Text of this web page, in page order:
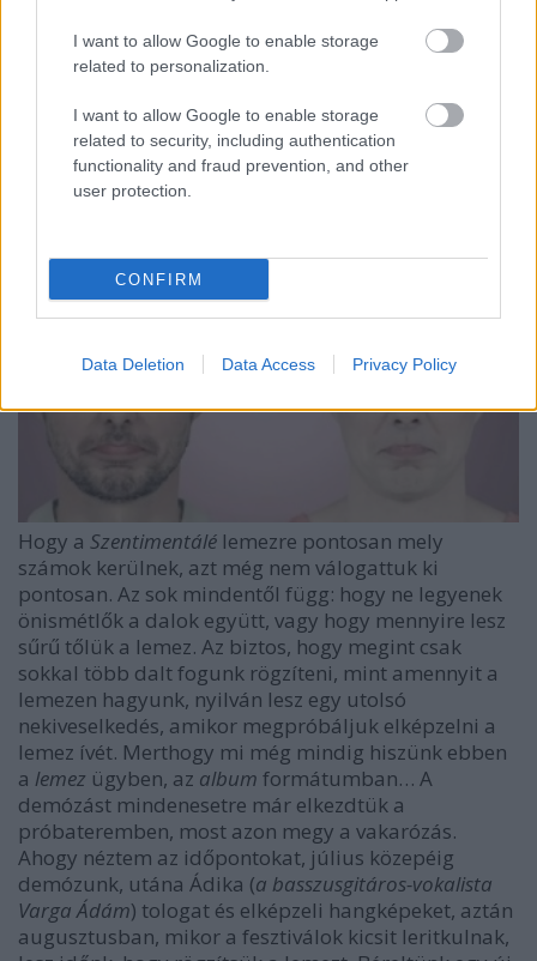
I want to allow Google to enable storage
related to personalization.
I want to allow Google to enable storage
related to security, including authentication
functionality and fraud prevention, and other
user protection.
CONFIRM
Data Deletion Data Access Privacy Policy
tempót, balladisztikus elbeszéléseket, hanem
maradjon meg mindennek ez az idióta frissessége.
És valahogy a klip is ilyen, nem valami szenvelgő
frissességet hozza, az emblematikus pasztell
színekkel, amik aSzentimentálészínei. Danila
utánanézett ennek a forgatás előtt, megnézte a
Szetimentáléhonlapot Takács Bélának a nagyszerű
Hogy a Szentimentálé lemezre pontosan mely
számok kerülnek, azt még nem válogattuk ki
pontosan. Az sok mindentől függ: hogy ne legyenek
önismétlők a dalok együtt, vagy hogy mennyire lesz
sűrű tőlük a lemez. Az biztos, hogy megint csak
sokkal több dalt fogunk rögzíteni, mint amennyit a
lemezen hagyunk, nyilván lesz egy utolsó
nekiveselkedés, amikor megpróbáljuk elképzelni a
lemez ívét. Merthogy mi még mindig hiszünk ebben
a lemez ügyben, az album formátumban… A
demózást mindenesetre már elkezdtük a
próbateremben, most azon megy a vakarózás.
Ahogy néztem az időpontokat, július közepéig
demózunk, utána Ádika (a basszusgitáros-vokalista
Varga Ádám) tologat és elképzeli hangképeket, aztán
augusztusban, mikor a fesztiválok kicsit leritkulnak,